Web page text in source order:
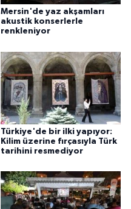
Mersin'de yaz akşamları
akustik konserlerle
renkleniyor
Türkiye'de bir ilki yapıyor:
Kilim üzerine fırçasıyla Türk
tarihini resmediyor